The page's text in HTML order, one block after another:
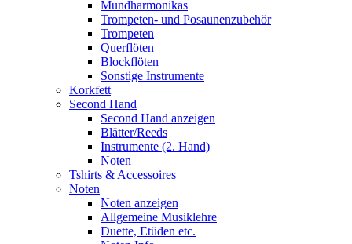
Mundharmonikas
Trompeten- und Posaunenzubehör
Trompeten
Querflöten
Blockflöten
Sonstige Instrumente
Korkfett
Second Hand
Second Hand anzeigen
Blätter/Reeds
Instrumente (2. Hand)
Noten
Tshirts & Accessoires
Noten
Noten anzeigen
Allgemeine Musiklehre
Duette, Etüden etc.